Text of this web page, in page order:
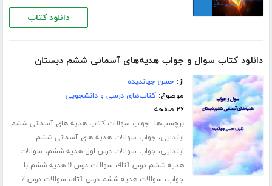
دانلود کتاب
دانلود کتاب سوال و جواب هدیه‌های آسمانی ششم دبستان
از:حسن جهاندیده
موضوع:کتاب‌های درسی و دانشجویی
۲۶ صفحه
برچسب‌ها: جواب سوالات کتاب هدیه های آسمانی ششم
ابتدایی، جواب سوالات هدیه های آسمانی ششم
ابتدایی، جواب سوالات درس اول هدیه ششم، سوالات
هدیه ششم درس 1تا4
،
سوالات درس 9 هدیه ششم با
جواب، سوالات هدیه ششم درس 1تا5 ،
سوالات درس 7